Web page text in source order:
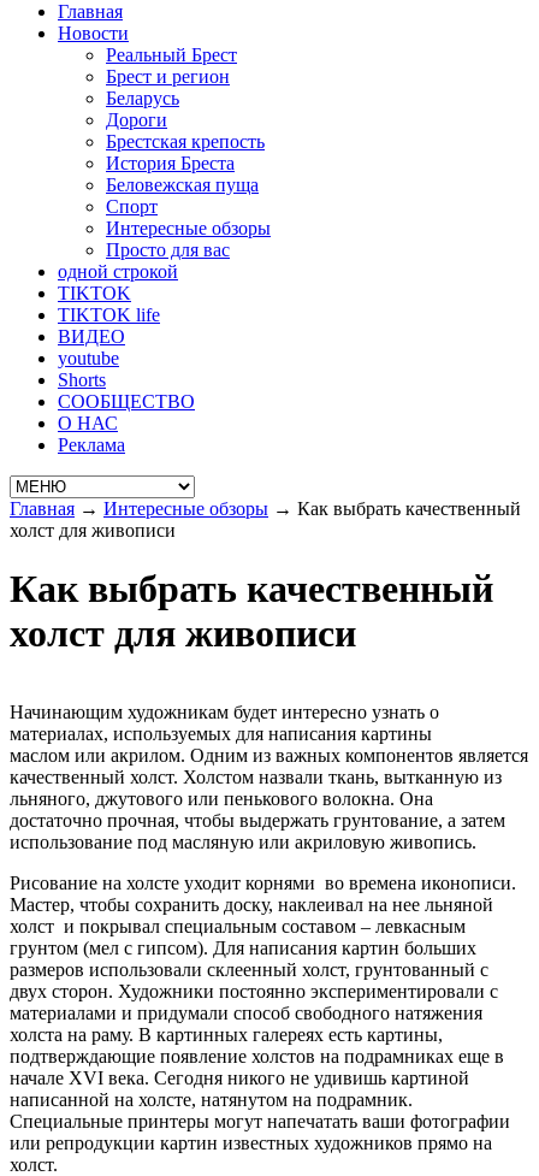
Главная
Новости
Реальный Брест
Брест и регион
Беларусь
Дороги
Брестская крепость
История Бреста
Беловежская пуща
Спорт
Интересные обзоры
Просто для вас
одной строкой
TIKTOK
TIKTOK life
ВИДЕО
youtube
Shorts
СООБЩЕСТВО
О НАС
Реклама
Главная → Интересные обзоры → Как выбрать качественный
холст для живописи
Как выбрать качественный
холст для живописи
Начинающим художникам будет интересно узнать о
материалах, используемых для написания картины
маслом или акрилом. Одним из важных компонентов является
качественный холст. Холстом назвали ткань, вытканную из
льняного, джутового или пенькового волокна. Она
достаточно прочная, чтобы выдержать грунтование, а затем
использование под масляную или акриловую живопись.
Рисование на холсте уходит корнями во времена иконописи.
Мастер, чтобы сохранить доску, наклеивал на нее льняной
холст и покрывал специальным составом – левкасным
грунтом (мел с гипсом). Для написания картин больших
размеров использовали склеенный холст, грунтованный с
двух сторон. Художники постоянно экспериментировали с
материалами и придумали способ свободного натяжения
холста на раму. В картинных галереях есть картины,
подтверждающие появление холстов на подрамниках еще в
начале XVI века. Сегодня никого не удивишь картиной
написанной на холсте, натянутом на подрамник.
Специальные принтеры могут напечатать ваши фотографии
или репродукции картин известных художников прямо на
холст.